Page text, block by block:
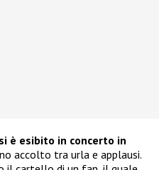
è esibito in concerto in
accolto tra urla e applausi.